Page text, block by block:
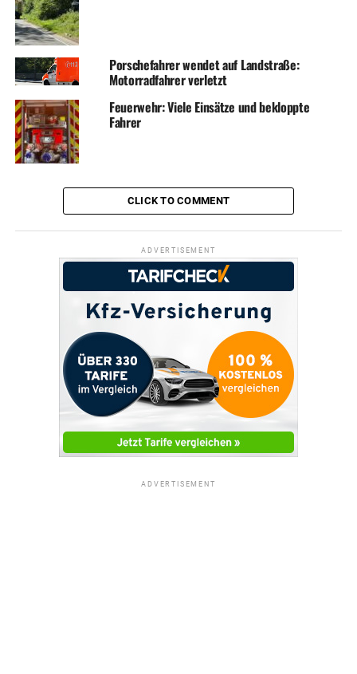
Porschefahrer wendet auf Landstraße:
Motorradfahrer verletzt
Feuerwehr: Viele Einsätze und bekloppte
Fahrer
CLICK TO COMMENT
ADVERTISEMENT
ADVERTISEMENT